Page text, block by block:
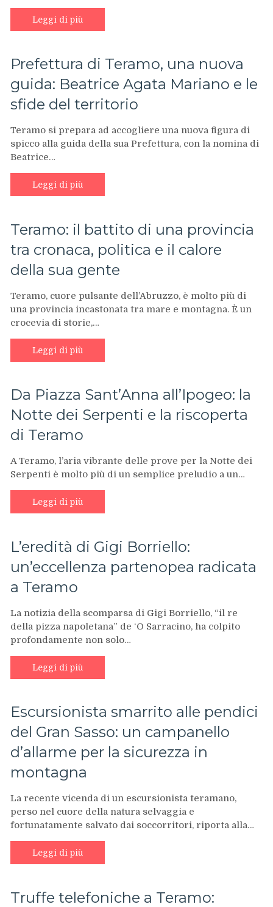
Leggi di più
Prefettura di Teramo, una nuova
guida: Beatrice Agata Mariano e le
sfide del territorio
Teramo si prepara ad accogliere una nuova figura di
spicco alla guida della sua Prefettura, con la nomina di
Beatrice…
Leggi di più
Teramo: il battito di una provincia
tra cronaca, politica e il calore
della sua gente
Teramo, cuore pulsante dell’Abruzzo, è molto più di
una provincia incastonata tra mare e montagna. È un
crocevia di storie,…
Leggi di più
Da Piazza Sant’Anna all’Ipogeo: la
Notte dei Serpenti e la riscoperta
di Teramo
A Teramo, l’aria vibrante delle prove per la Notte dei
Serpenti è molto più di un semplice preludio a un…
Leggi di più
L’eredità di Gigi Borriello:
un’eccellenza partenopea radicata
a Teramo
La notizia della scomparsa di Gigi Borriello, “il re
della pizza napoletana” de ‘O Sarracino, ha colpito
profondamente non solo…
Leggi di più
Escursionista smarrito alle pendici
del Gran Sasso: un campanello
d’allarme per la sicurezza in
montagna
La recente vicenda di un escursionista teramano,
perso nel cuore della natura selvaggia e
fortunatamente salvato dai soccorritori, riporta alla…
Leggi di più
Truffe telefoniche a Teramo: